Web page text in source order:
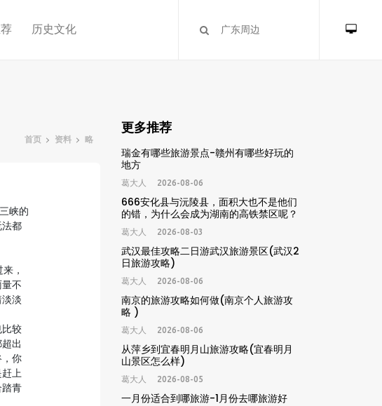
历史文化
首页 资料 略
峡的
都
，
不
淡
较
出
你
上
青
更多推荐
瑞金有哪些旅游景点-赣州有哪些好玩的
地方
葛大人 2026-08-06
666安化县与沅陵县，面积大也不是他们
的错，为什么会成为湖南的高铁禁区呢？
这
葛大人 2026-08-03
武汉最佳攻略二日游武汉旅游景区(武汉2
日旅游攻略)
葛大人 2026-08-06
南京的旅游攻略如何做(南京个人旅游攻
略 )
葛大人 2026-08-06
从萍乡到宜春明月山旅游攻略(宜春明月
山景区怎么样)
葛大人 2026-08-05
一月份适合到哪旅游-1月份去哪旅游好